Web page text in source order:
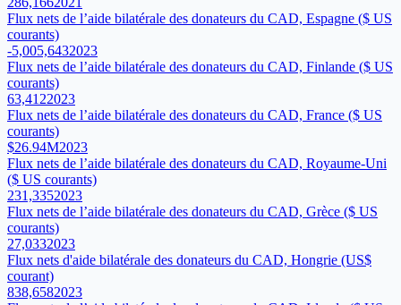
Flux nets de l’aide bilatérale des donateurs du CAD, Espagne ($ US
courants)
-5,005,6432023
Flux nets de l’aide bilatérale des donateurs du CAD, Finlande ($ US
courants)
63,4122023
Flux nets de l’aide bilatérale des donateurs du CAD, France ($ US
courants)
$26.94M2023
Flux nets de l’aide bilatérale des donateurs du CAD, Royaume-Uni
($ US courants)
231,3352023
Flux nets de l’aide bilatérale des donateurs du CAD, Grèce ($ US
courants)
27,0332023
Flux nets d'aide bilatérale des donateurs du CAD, Hongrie (US$
courant)
838,6582023